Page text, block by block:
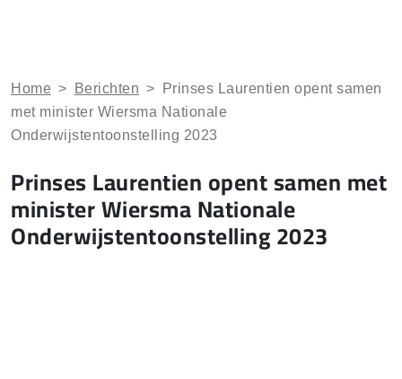
Home > Berichten >
Prinses Laurentien opent samen
met minister Wiersma Nationale
Onderwijstentoonstelling 2023
Prinses Laurentien opent samen met
minister Wiersma Nationale
Onderwijstentoonstelling 2023